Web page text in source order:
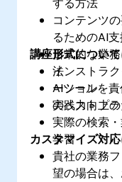
コンテンツ
るためのAI
日常的な業
法
AIツールを
のベストプ
講座形式について
インストラ
ーション
実践力向上
実際の検索
学習
カスタマイズ対
貴社の業務
望の場合は